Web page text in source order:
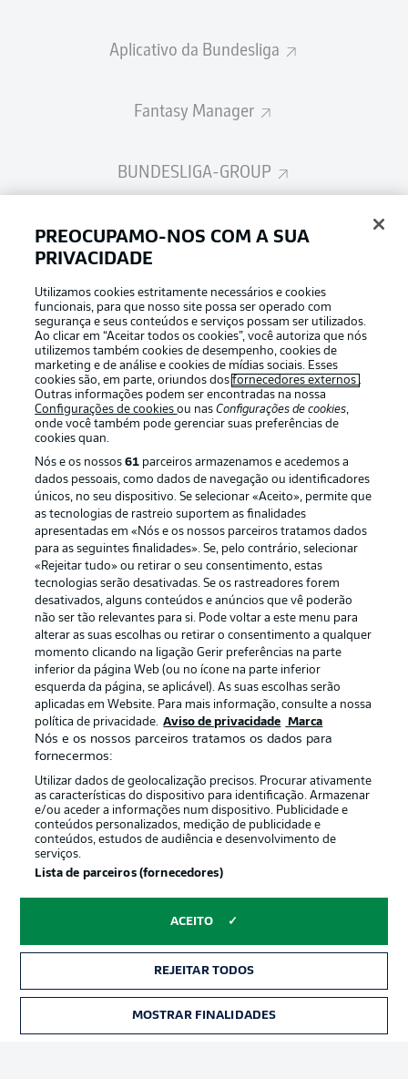
Aplicativo da Bundesliga
Fantasy Manager
BUNDESLIGA-GROUP
Escolha seu idioma
Português Modo de visualização
Login
Football as it’s meant to be
APLICATIVO DA BUNDESLIGA
Oferecido por
Termos de uso Trabalhe conosco
Contato
PREOCUPAMO-NOS COM A SUA
PRIVACIDADE
Utilizamos cookies estritamente necessários e cookies
funcionais, para que nosso site possa ser operado com
segurança e seus conteúdos e serviços possam ser utilizados.
Ao clicar em “Aceitar todos os cookies”, você autoriza que nós
utilizemos também cookies de desempenho, cookies de
marketing e de análise e cookies de mídias sociais. Esses
cookies são, em parte, oriundos dosfornecedores externos .
Outras informações podem ser encontradas na nossa
Configurações de cookiesou nasConfigurações de cookies,
onde você também pode gerenciar suas preferências de
cookies quan.
Nós e os nossos61 parceiros armazenamos e acedemos a
dados pessoais, como dados de navegação ou identificadores
únicos, no seu dispositivo. Se selecionar «Aceito», permite que
as tecnologias de rastreio suportem as finalidades
apresentadas em «Nós e os nossos parceiros tratamos dados
para as seguintes finalidades». Se, pelo contrário, selecionar
«Rejeitar tudo» ou retirar o seu consentimento, estas
tecnologias serão desativadas. Se os rastreadores forem
desativados, alguns conteúdos e anúncios que vê poderão
não ser tão relevantes para si. Pode voltar a este menu para
alterar as suas escolhas ou retirar o consentimento a qualquer
momento clicando na ligação Gerir preferências na parte
inferior da página Web (ou no ícone na parte inferior
esquerda da página, se aplicável). As suas escolhas serão
aplicadas em Website. Para mais informação, consulte a nossa
política de privacidade. Aviso de privacidade Marca
Nós e os nossos parceiros tratamos os dados para
fornecermos:
Utilizar dados de geolocalização precisos. Procurar ativamente
as características do dispositivo para identificação. Armazenar
e/ou aceder a informações num dispositivo. Publicidade e
conteúdos personalizados, medição de publicidade e
conteúdos, estudos de audiência e desenvolvimento de
serviços.
Lista de parceiros (fornecedores)
ACEITO
REJEITAR TODOS
MOSTRAR FINALIDADES